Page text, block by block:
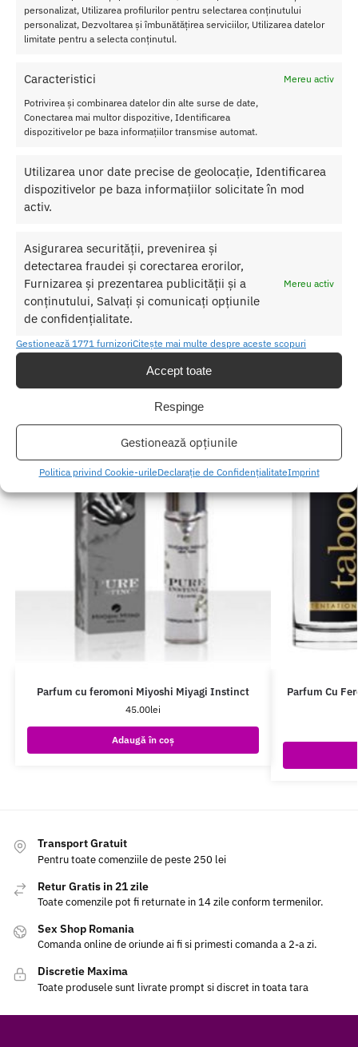
personalizat, Utilizarea profilurilor pentru selectarea conținutului
personalizat, Dezvoltarea și îmbunătățirea serviciilor, Utilizarea datelor
limitate pentru a selecta conținutul.
Caracteristici
Mereu activ
Potrivirea și combinarea datelor din alte surse de date,
Conectarea mai multor dispozitive, Identificarea
dispozitivelor pe baza informațiilor transmise automat.
Utilizarea unor date precise de geolocație, Identificarea
dispozitivelor pe baza informațiilor solicitate în mod
activ.
Asigurarea securității, prevenirea și
detectarea fraudei și corectarea erorilor,
Furnizarea și prezentarea publicității și a
conținutului, Salvați și comunicați opțiunile
de confidențialitate.
Mereu activ
Gestionează 1771 furnizoriCitește mai multe despre aceste scopuri
Accept toate
Respinge
Gestionează opțiunile
Politica privind Cookie-urileDeclarație de ConfidențialitateImprint
*Testati sensibilitatea pielii inainte de utilizare, aplicand o cantitate
*A se pastra intr-un loc racoros, uscat si intunecat.
*Opriti utilizarea in caz de reactie alergica.
*Uz extern.
Categorii: PARFUM CU FEROMONI,Parfum cu feromoni pentru
el
Etichetă: Parfum Barbatesc cu Feromoni Casanova 30 ml
Produse similare
Parfum cu feromoni Miyoshi Miyagi Instinct
45.00lei
Adaugă în coș
Parfum Cu
Transport Gratuit
Pentru toate comenziile de peste 250 lei
Retur Gratis in 21 zile
Toate comenzile pot fi returnate in 14 zile conform termenilor.
Sex Shop Romania
Comanda online de oriunde ai fi si primesti comanda a 2-a zi.
Discretie Maxima
Toate produsele sunt livrate prompt si discret in toata tara